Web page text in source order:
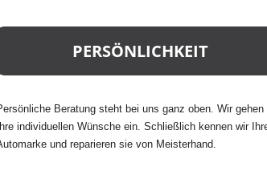
PERSÖNLICHKEIT
Beratung steht bei uns ganz oben. Wir gehen
Ihre individuellen Wünsche ein. Schließlich kennen wir
und reparieren sie von Meisterhand.